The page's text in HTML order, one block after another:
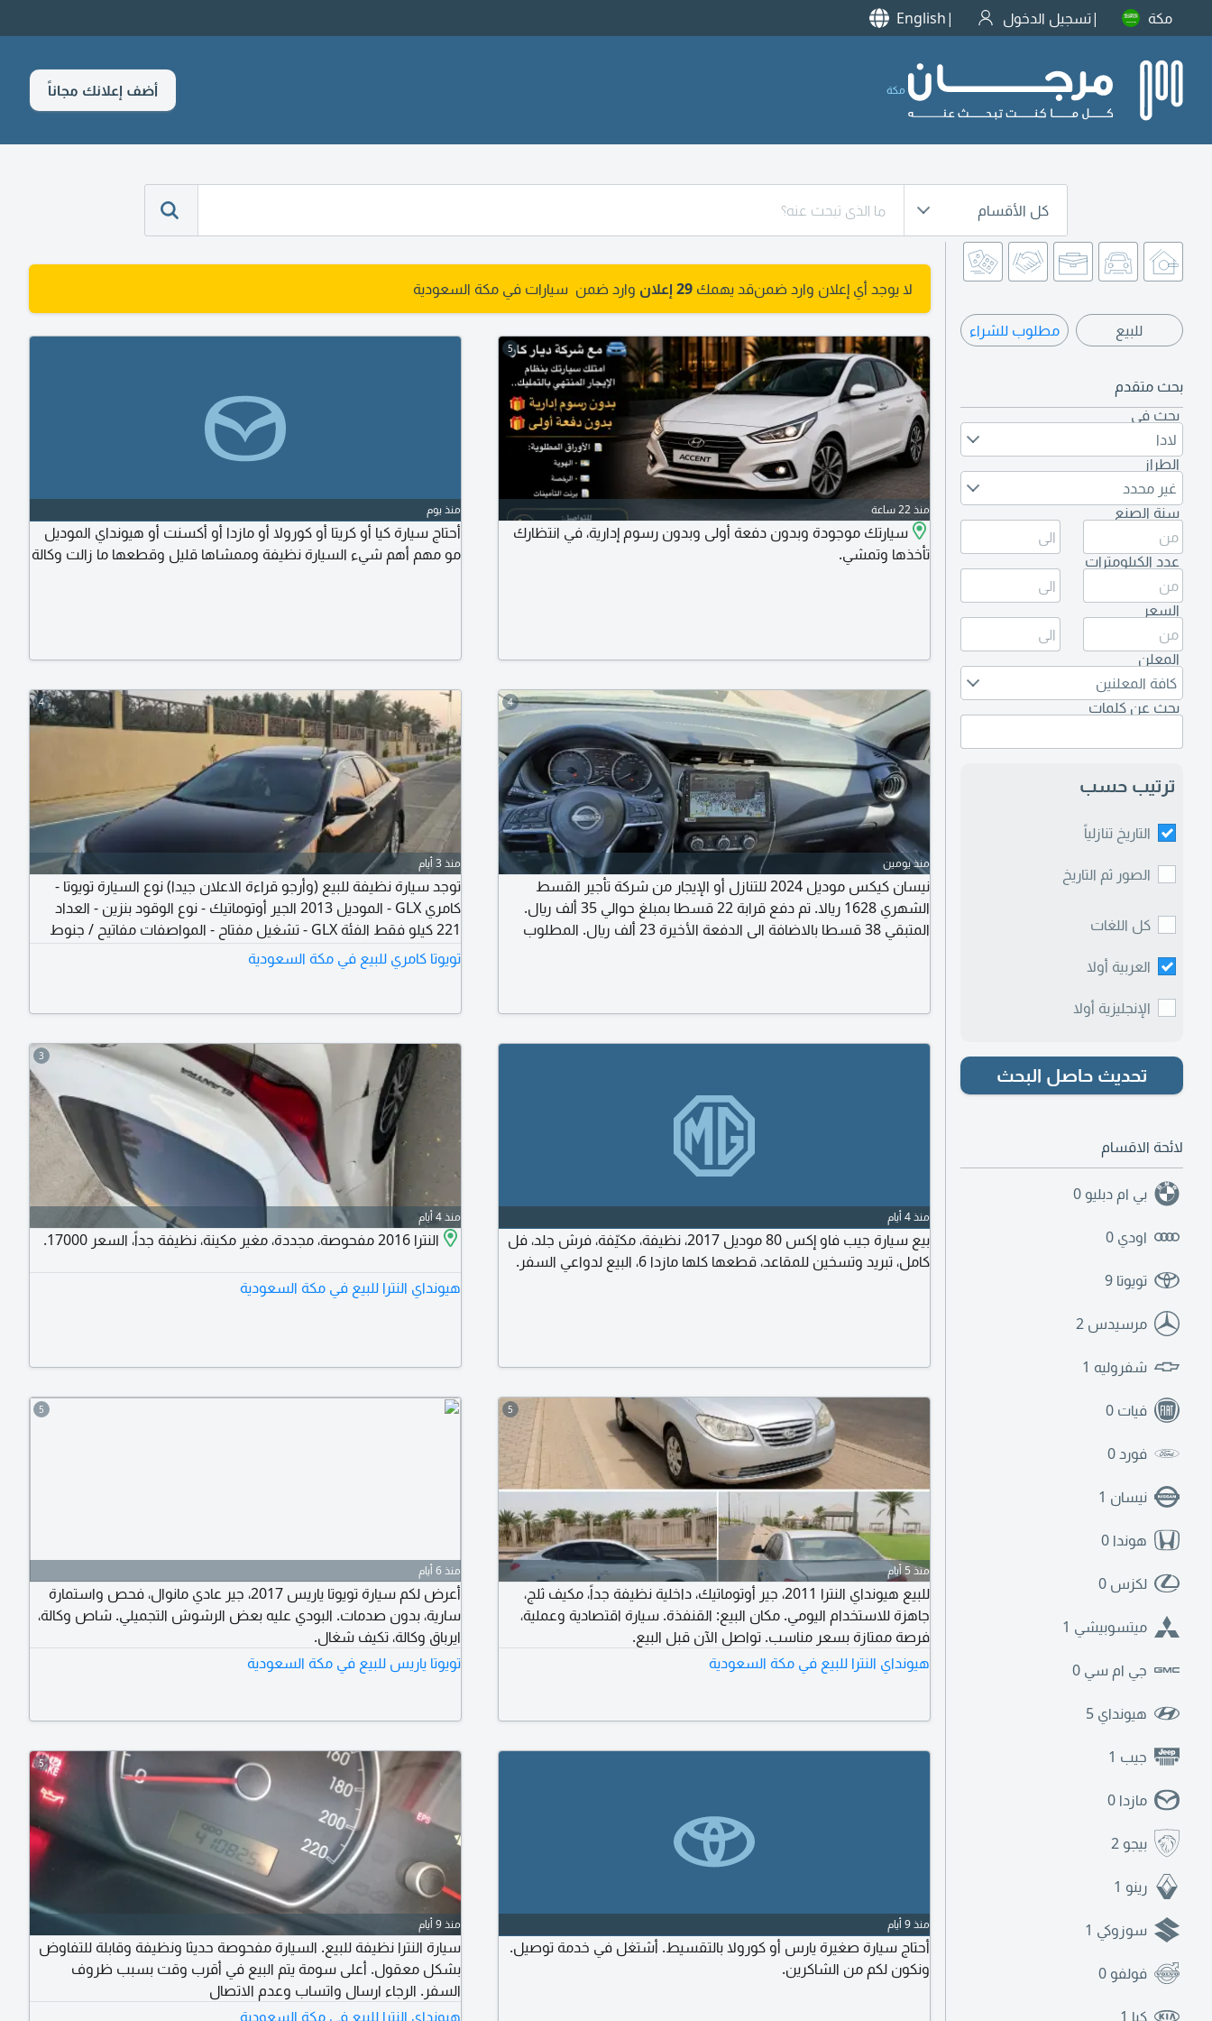
مكة تسجيل الدخول English
مكة أضف إعلانك مجاناً
كل الأقسام
للبيع مطلوب للشراء
بحث متقدم
بحث في
لادا
الطراز
غير محدد
سنة الصنع
عدد الكيلومترات
السعر
المعلن
كافة المعلنين
بحث عن كلمات
ترتيب حسب
التاريخ تنازلياً
الصور ثم التاريخ
كل اللغات
العربية أولا
الإنجليزية أولا
تحديث حاصل البحث
لائحة الاقسام
بي ام دبليو 0
اودي 0
تويوتا 9
مرسيدس 2
شفروليه 1
فيات 0
فورد0
نيسان 1
هوندا 0
لكزس 0
ميتسوبيشي 1
جي ام سي 0
هيونداي 5
جيب 1
مازدا 0
بيجو 2
رينو 1
سوزوكي 1
فولفو 0
كيا 1
لا يوجد أي إعلان وارد ضمنقد يهمك 29 إعلان وارد ضمن سيارات في مكة السعودية
5
منذ 22 ساعة
سيارتك موجودة وبدون دفعة أولى وبدون رسوم إدارية، في انتظارك
تأخذها وتمشي.
منذ يوم
أحتاج سيارة كيا أو كريتا أو كورولا أو مازدا أو أكسنت أو هيونداي الموديل
مو مهم أهم شيء السيارة نظيفة وممشاها قليل وقطعها ما زالت وكالة
4
منذ يومين
نيسان كيكس موديل 2024 للتنازل أو الإيجار من شركة تأجير القسط
الشهري 1628 ريالا. تم دفع قرابة 22 قسطا بمبلغ حوالي 35 ألف ريال.
المتبقي 38 قسطا بالاضافة الى الدفعة الأخيرة 23 ألف ريال. المطلوب
4
منذ 3 أيام
توجد سيارة نظيفة للبيع (وأرجو قراءة الاعلان جيدا) نوع السيارة تويوتا -
كامري GLX - الموديل 2013 الجير أوتوماتيك - نوع الوقود بنزين - العداد
221 كيلو فقط الفئة GLX - تشغيل مفتاح - المواصفات مفاتيح / جنوط
مراتب مخمل نظيفة
تويوتا كامري للبيع في مكة السعودية
منذ 4 أيام
بيع سيارة جيب فاو إكس 80 موديل 2017، نظيفة، مكيّفة، فرش جلد، فل
كامل، تبريد وتسخين للمقاعد، قطعها كلها مازدا 6، البيع لدواعي السفر.
3
منذ 4 أيام
النترا 2016 مفحوصة، مجددة، مغير مكينة، نظيفة جداً، السعر 17000.
هيونداي النترا للبيع في مكة السعودية
5
منذ 5 أيام
للبيع هيونداي النترا 2011، جير أوتوماتيك، داخلية نظيفة جداً، مكيف ثلج،
جاهزة للاستخدام اليومي. مكان البيع: القنفذة. سيارة اقتصادية وعملية،
فرصة ممتازة بسعر مناسب. تواصل الآن قبل البيع.
هيونداي النترا للبيع في مكة السعودية
5
منذ 6 أيام
أعرض لكم سيارة تويوتا ياريس 2017، جير عادي مانوال، فحص واستمارة
سارية، بدون صدمات. البودي عليه بعض الرشوش التجميلي. شاص وكالة،
ايرباق وكالة، تكيف شغال.
تويوتا ياريس للبيع في مكة السعودية
منذ 9 أيام
أحتاج سيارة صغيرة يارس أو كورولا بالتقسيط. أشتغل في خدمة توصيل.
ونكون لكم من الشاكرين.
5
منذ 9 أيام
سيارة النترا نظيفة للبيع. السيارة مفحوصة حديثا ونظيفة وقابلة للتفاوض
بشكل معقول. أعلى سومة يتم البيع في أقرب وقت بسبب ظروف
السفر. الرجاء ارسال واتساب وعدم الاتصال
هيونداي النترا للبيع في مكة السعودية